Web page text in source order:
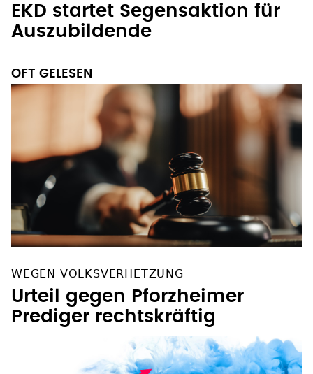
EKD startet Segensaktion für
Auszubildende
OFT GELESEN
WEGEN VOLKSVERHETZUNG
Urteil gegen Pforzheimer
Prediger rechtskräftig